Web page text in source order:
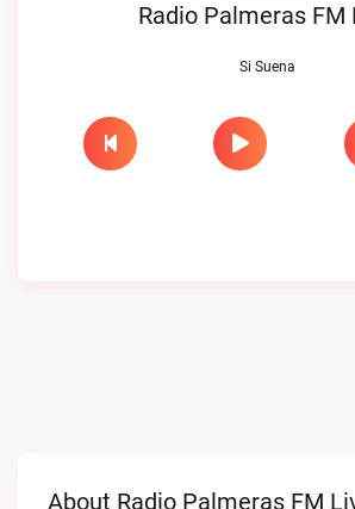
Radio Palmeras FM
Si Suena
About Radio Palmeras FM